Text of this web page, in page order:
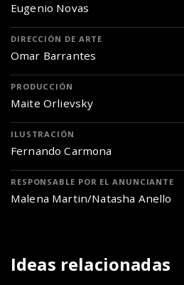
Eugenio Novas
DIRECCIÓN DE ARTE
Omar Barrantes
PRODUCCIÓN
Maite Orlievsky
ILUSTRACIÓN
Fernando Carmona
RESPONSABLE POR EL ANUNCIANTE
Malena Martin/Natasha Anello
Ideas relacionadas